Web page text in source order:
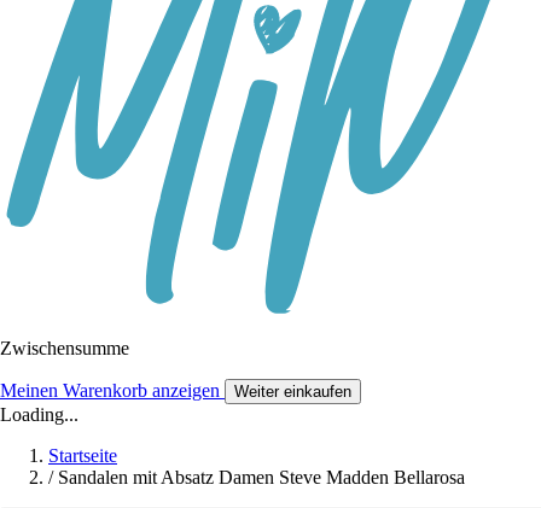
Zwischensumme
Meinen Warenkorb anzeigen Weiter einkaufen
Loading...
Startseite
/ Sandalen mit Absatz Damen Steve Madden Bellarosa